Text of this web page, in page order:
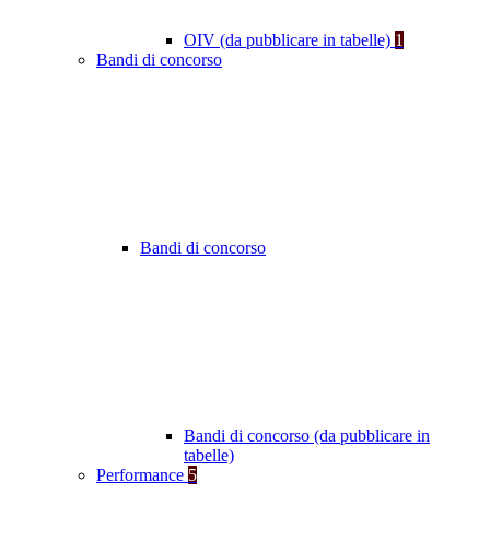
OIV (da pubblicare in tabelle) 1
Bandi di concorso
Bandi di concorso
Bandi di concorso (da pubblicare in
tabelle)
Performance 5